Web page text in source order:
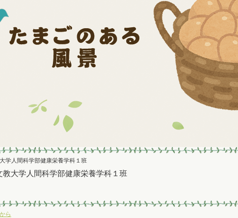
大学人間科学部健康栄養学科１班
ら